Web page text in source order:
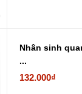
Nhân sinh
...
132.000₫